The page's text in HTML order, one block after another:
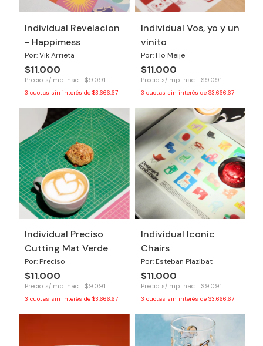
Individual Revelacion
- Happimess
Por: Vik Arrieta
$11.000
Precio s/imp. nac. : $9.091
3 cuotas sin interés de $3.666,67
Individual Vos, yo y un
vinito
Por: Flo Meije
$11.000
Precio s/imp. nac. : $9.091
3 cuotas sin interés de $3.666,67
Individual Preciso
Cutting Mat Verde
Por: Preciso
$11.000
Precio s/imp. nac. : $9.091
3 cuotas sin interés de $3.666,67
Individual Iconic
Chairs
Por: Esteban Plazibat
$11.000
Precio s/imp. nac. : $9.091
3 cuotas sin interés de $3.666,67